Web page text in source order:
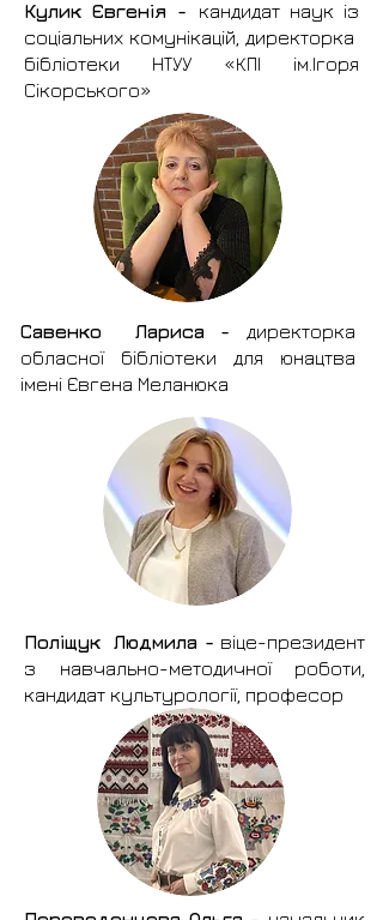
Кулик Євгенія - кандидат наук із
соціальних комунікацій, директорка
бібліотеки НТУУ «КПІ ім.Ігоря
Сікорського»
Савенко Лариса - директорка
обласної бібліотеки для юнацтва
імені Євгена Меланюка
Поліщук Людмила - віце-президент
з навчально-методичної роботи,
кандидат культурології, професор